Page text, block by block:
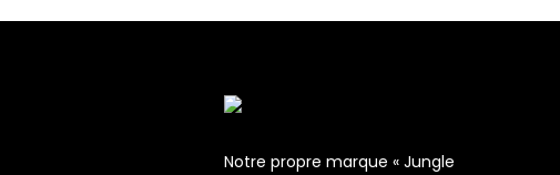
Notre propre marque « Jungle